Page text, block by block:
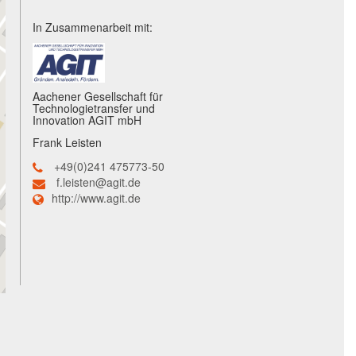
In Zusammenarbeit mit:
Aachener Gesellschaft für
Technologietransfer und
Innovation AGIT mbH
Frank Leisten
+49(0)241 475773-50
f.leisten@agit.de
http://www.agit.de